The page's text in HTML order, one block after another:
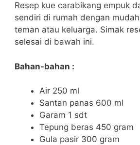
Resep kue carabikang empuk
sendiri di rumah dengan
teman atau keluarga. Simak
selesai di bawah ini.
Bahan-bahan :
Air 250 ml
Santan panas 600 ml
Garam 1 sdt
Tepung beras 450 gram
Gula pasir 300 gram